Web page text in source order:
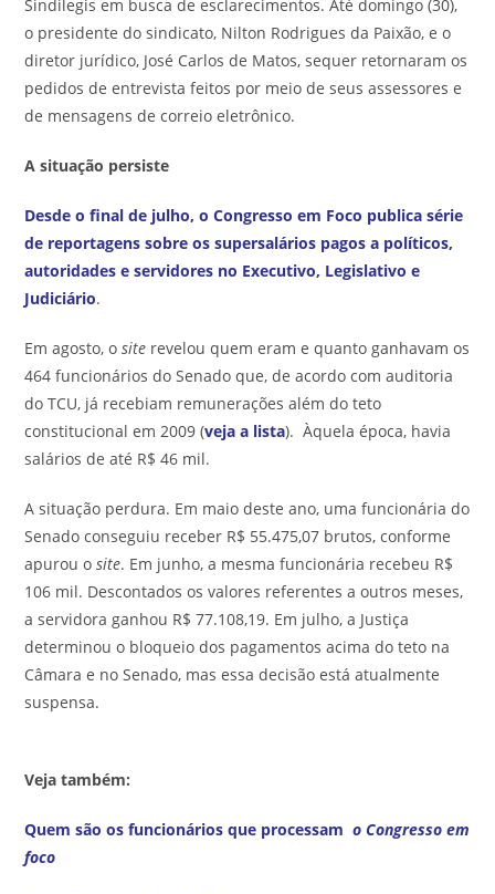
Sindilegis em busca de esclarecimentos. Até domingo (30),
o presidente do sindicato, Nilton Rodrigues da Paixão, e o
diretor jurídico, José Carlos de Matos, sequer retornaram os
pedidos de entrevista feitos por meio de seus assessores e
de mensagens de correio eletrônico.
A situação persiste
Desde o final de julho, o Congresso em Foco publica série
de reportagens sobre os supersalários pagos a políticos,
autoridades e servidores no Executivo, Legislativo e
Judiciário.
Em agosto, osite revelou quem eram e quanto ganhavam os
464 funcionários do Senado que, de acordo com auditoria
do TCU, já recebiam remunerações além do teto
constitucional em 2009 (veja a lista). Àquela época, havia
salários de até R$ 46 mil.
A situação perdura. Em maio deste ano, uma funcionária do
Senado conseguiu receber R$ 55.475,07 brutos, conforme
apurou osite. Em junho, a mesma funcionária recebeu R$
106 mil. Descontados os valores referentes a outros meses,
a servidora ganhou R$ 77.108,19. Em julho, a Justiça
determinou o bloqueio dos pagamentos acima do teto na
Câmara e no Senado, mas essa decisão está atualmente
suspensa.
Veja também:
Quem são os funcionários que processam o Congresso em
foco